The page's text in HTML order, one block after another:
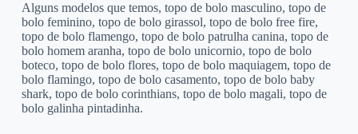
Alguns modelos que temos, topo de bolo masculino, topo de
bolo feminino, topo de bolo girassol, topo de bolo free fire,
topo de bolo flamengo, topo de bolo patrulha canina, topo de
bolo homem aranha, topo de bolo unicornio, topo de bolo
boteco, topo de bolo flores, topo de bolo maquiagem, topo de
bolo flamingo, topo de bolo casamento, topo de bolo baby
shark, topo de bolo corinthians, topo de bolo magali, topo de
bolo galinha pintadinha.